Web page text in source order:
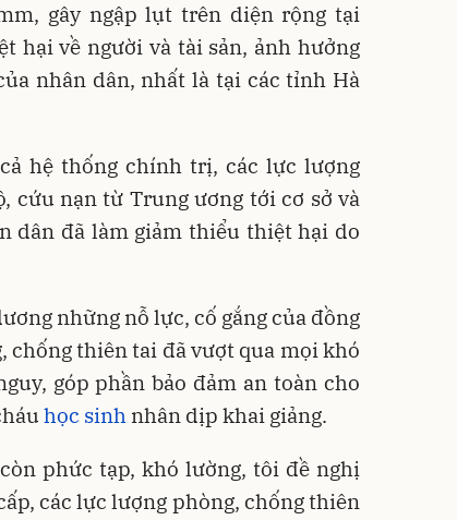
gây ngập lụt trên diện rộng tại
hại về người và tài sản, ảnh hưởng
nhân dân, nhất là tại các tỉnh Hà
hệ thống chính trị, các lực lượng
cứu nạn từ Trung ương tới cơ sở và
dân đã làm giảm thiểu thiệt hại do
những nỗ lực, cố gắng của đồng
chống thiên tai đã vượt qua mọi khó
góp phần bảo đảm an toàn cho
học sinh nhân dịp khai giảng.
phức tạp, khó lường, tôi đề nghị
các lực lượng phòng, chống thiên